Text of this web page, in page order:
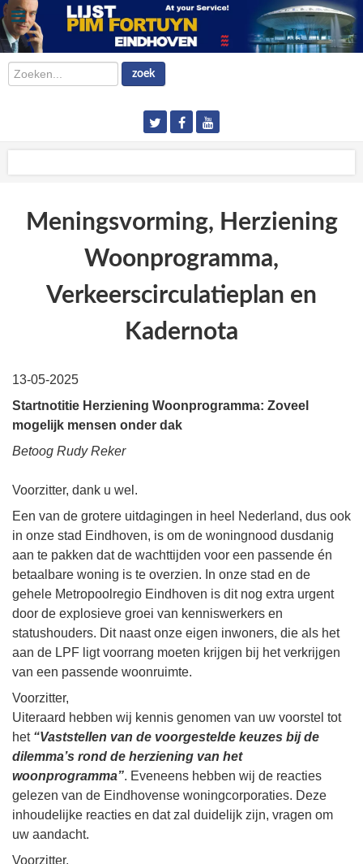
Zoeken... zoek
Meningsvorming, Herziening
Woonprogramma,
Verkeerscirculatieplan en
Kadernota
13-05-2025
Startnotitie Herziening Woonprogramma: Zoveel
mogelijk mensen onder dak
Betoog Rudy Reker
Voorzitter, dank u wel.
Een van de grotere uitdagingen in heel Nederland, dus ook
in onze stad Eindhoven, is om de woningnood dusdanig
aan te pakken dat de wachttijden voor een passende én
betaalbare woning is te overzien. In onze stad en de
gehele Metropoolregio Eindhoven is dit nog extra urgent
door de explosieve groei van kenniswerkers en
statushouders. Dit naast onze eigen inwoners, die als het
aan de LPF ligt voorrang moeten krijgen bij het verkrijgen
van een passende woonruimte.
Voorzitter,
Uiteraard hebben wij kennis genomen van uw voorstel tot
het “Vaststellen van de voorgestelde keuzes bij de
dilemma’s rond de herziening van het
woonprogramma”. Eveneens hebben wij de reacties
gelezen van de Eindhovense woningcorporaties. Deze
inhoudelijke reacties en dat zal duidelijk zijn, vragen om
uw aandacht.
Voorzitter,